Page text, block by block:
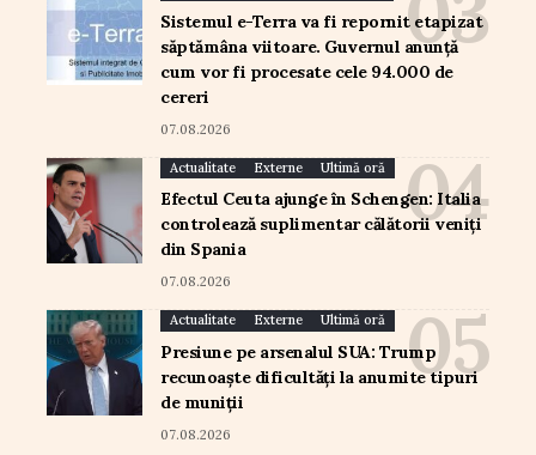
Sistemul e-Terra va fi repornit etapizat
săptămâna viitoare. Guvernul anunță
cum vor fi procesate cele 94.000 de
cereri
07.08.2026
Actualitate Externe Ultimă oră
Efectul Ceuta ajunge în Schengen: Italia
controlează suplimentar călătorii veniți
din Spania
07.08.2026
Actualitate Externe Ultimă oră
Presiune pe arsenalul SUA: Trump
recunoaște dificultăți la anumite tipuri
de muniții
07.08.2026